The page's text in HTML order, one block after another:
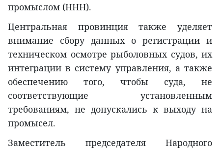
промыслом (ННН).
Центральная провинция также уделяет
внимание сбору данных о регистрации и
техническом осмотре рыболовных судов, их
интеграции в систему управления, а также
обеспечению того, чтобы суда, не
соответствующие установленным
требованиям, не допускались к выходу на
промысел.
Заместитель председателя Народного